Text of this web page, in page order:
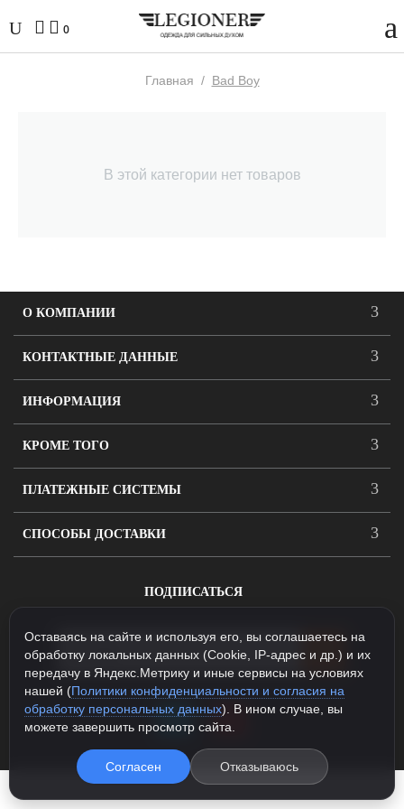
0
Главная / Bad Boy
В этой категории нет товаров
О КОМПАНИИ
КОНТАКТНЫЕ ДАННЫЕ
ИНФОРМАЦИЯ
КРОМЕ ТОГО
ПЛАТЕЖНЫЕ СИСТЕМЫ
СПОСОБЫ ДОСТАВКИ
ПОДПИСАТЬСЯ
Оставаясь на сайте и используя его, вы соглашаетесь на
обработку локальных данных (Cookie, IP-адрес и др.) и их
передачу в Яндекс.Метрику и иные сервисы на условиях
нашей (Политики конфиденциальности и согласия на
обработку персональных данных). В ином случае, вы
можете завершить просмотр сайта.
Согласен Отказываюсь